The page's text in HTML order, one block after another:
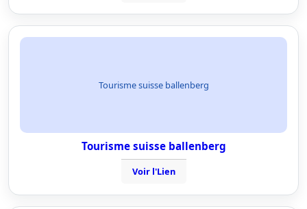
Tourisme suisse ballenberg
Tourisme suisse ballenberg
Voir l'Lien